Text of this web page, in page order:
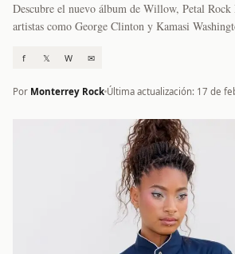
Descubre el nuevo álbum de Willow, Petal
artistas como George Clinton y Kamasi
f 𝕏 W ✉
Por Monterrey Rock Última actualización: 17 de